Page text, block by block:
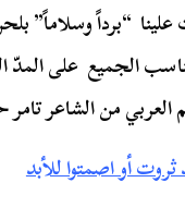
“برداً وسلاماً”
الجميع على المدّ
العربي من الشاعر
أو اصمتوا للأبد